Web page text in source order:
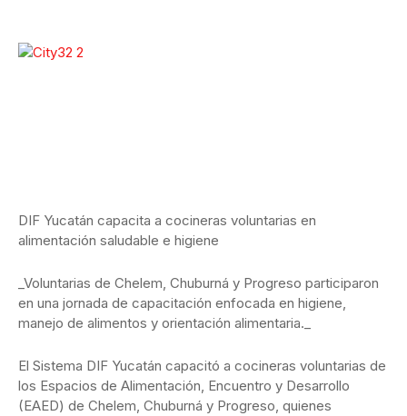
DIF Yucatán capacita a cocineras voluntarias en
alimentación saludable e higiene
_Voluntarias de Chelem, Chuburná y Progreso participaron
en una jornada de capacitación enfocada en higiene,
manejo de alimentos y orientación alimentaria._
El Sistema DIF Yucatán capacitó a cocineras voluntarias de
los Espacios de Alimentación, Encuentro y Desarrollo
(EAED) de Chelem, Chuburná y Progreso, quienes